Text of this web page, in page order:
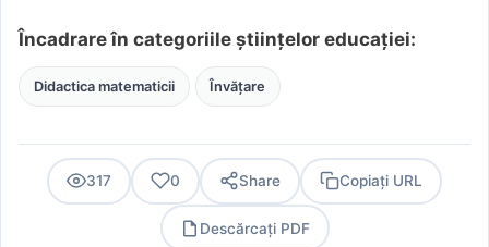
Încadrare în categoriile științelor educației:
Didactica matematicii Învățare
317 0 Share Copiați URL
Descărcați PDF